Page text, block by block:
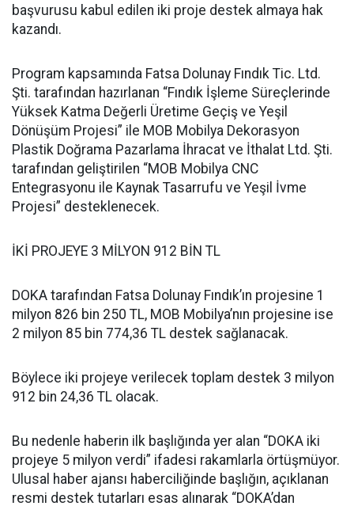
başvurusu kabul edilen iki proje destek almaya hak
kazandı.
Program kapsamında Fatsa Dolunay Fındık Tic. Ltd.
Şti. tarafından hazırlanan “Fındık İşleme Süreçlerinde
Yüksek Katma Değerli Üretime Geçiş ve Yeşil
Dönüşüm Projesi” ile MOB Mobilya Dekorasyon
Plastik Doğrama Pazarlama İhracat ve İthalat Ltd. Şti.
tarafından geliştirilen “MOB Mobilya CNC
Entegrasyonu ile Kaynak Tasarrufu ve Yeşil İvme
Projesi” desteklenecek.
İKİ PROJEYE 3 MİLYON 912 BİN TL
DOKA tarafından Fatsa Dolunay Fındık’ın projesine 1
milyon 826 bin 250 TL, MOB Mobilya’nın projesine ise
2 milyon 85 bin 774,36 TL destek sağlanacak.
Böylece iki projeye verilecek toplam destek 3 milyon
912 bin 24,36 TL olacak.
Bu nedenle haberin ilk başlığında yer alan “DOKA iki
projeye 5 milyon verdi” ifadesi rakamlarla örtüşmüyor.
Ulusal haber ajansı haberciliğinde başlığın, açıklanan
resmi destek tutarları esas alınarak “DOKA’dan